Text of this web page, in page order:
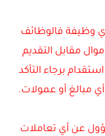
وظيفة فالوظائف
مقابل التقديم
برجاء التأكد
مبالغ أو عمولات.
عن أي تعاملات